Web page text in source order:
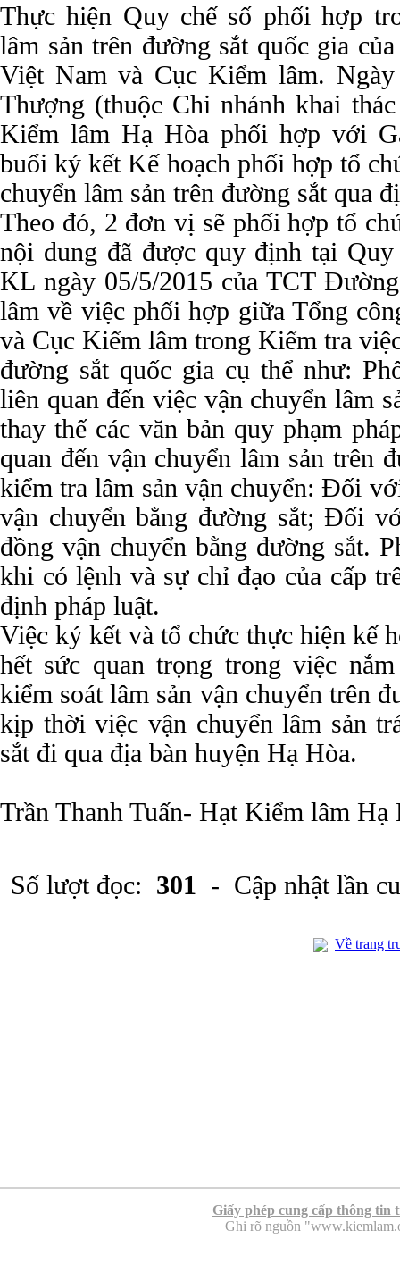
Thực hiện Quy chế số phối hợp
lâm sản trên đường sắt quốc gia
Việt Nam và Cục Kiểm lâm.
Thượng (thuộc Chi nhánh khai
Kiểm lâm Hạ Hòa phối hợp với
buổi ký kết Kế hoạch phối hợp tổ
chuyển lâm sản trên đường sắt qua
Theo đó, 2 đơn vị sẽ phối hợp tổ
nội dung đã được quy định tại
KL ngày 05/5/2015 của TCT
lâm về việc phối hợp giữa Tổng
và Cục Kiểm lâm trong Kiểm tra
đường sắt quốc gia cụ thể như:
liên quan đến việc vận chuyển lâm
thay thế các văn bản quy phạm
quan đến vận chuyển lâm sản trên
kiểm tra lâm sản vận chuyển: Đối
vận chuyển bằng đường sắt; Đối
đồng vận chuyển bằng đường sắt.
khi có lệnh và sự chỉ đạo của cấp
định pháp luật.
Việc ký kết và tổ chức thực hiện kế
hết sức quan trọng trong việc
kiểm soát lâm sản vận chuyển trên
kịp thời việc vận chuyển lâm sản
sắt đi qua địa bàn huyện Hạ Hòa.
Trần Thanh Tuấn- Hạt Kiểm lâm Hạ
Số lượt đọc: 301 - Cập nhật lần
Về trang
Giấy phép cung cấp thông tin
Ghi rõ nguồn